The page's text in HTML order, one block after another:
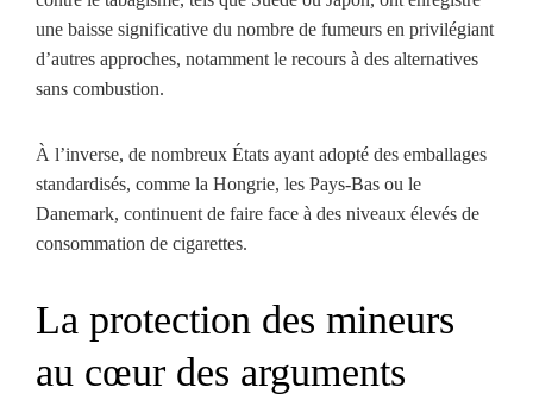
une baisse significative du nombre de fumeurs en privilégiant
d’autres approches, notamment le recours à des alternatives
sans combustion.
À l’inverse, de nombreux États ayant adopté des emballages
standardisés, comme la Hongrie, les Pays-Bas ou le
Danemark, continuent de faire face à des niveaux élevés de
consommation de cigarettes.
La protection des mineurs
au cœur des arguments